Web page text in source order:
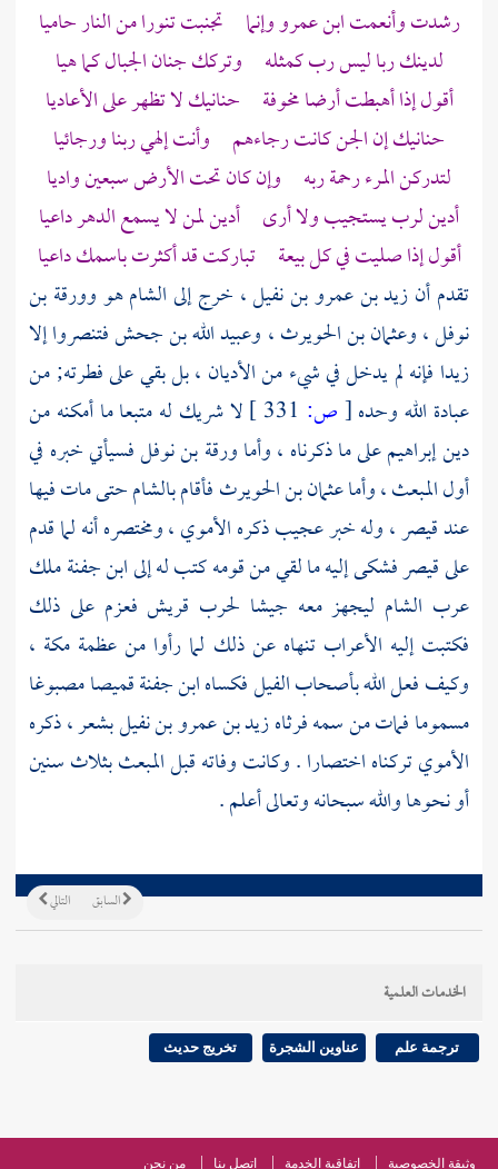
رشدت وأنعمت ابن عمرو وإنما تجنبت تنورا من النار حاميا
لدينك ربا ليس رب كمثله وتركك جنان الجبال كما هيا
أقول إذا أهبطت أرضا مخوفة حنانيك لا تظهر على الأعاديا
حنانيك إن الجن كانت رجاءهم وأنت إلهي ربنا ورجائيا
لتدركن المرء رحمة ربه وإن كان تحت الأرض سبعين واديا
أدين لرب يستجيب ولا أرى أدين لمن لا يسمع الدهر داعيا
أقول إذا صليت في كل بيعة تباركت قد أكثرت باسمك داعيا
تقدم أنزيد بن عمرو بن نفيل ، خرج إلىالشامهووورقة بن
نوفل ،وعثمان بن الحويرث ، وعبيد الله بن جحشفتنصروا إلا
زيدا فإنه لم يدخل في شيء من الأديان ، بل بقي على فطرته; من
عبادة الله وحده[ص:
لا شريك له متبعا ما أمكنه من
دينإبراهيمعلى ما ذكرناه ، وأماورقة بن نوفلفسيأتي خبره في
أول المبعث ، وأماعثمان بن الحويرثفأقامبالشامحتى مات فيها
عندقيصر ،وله خبر عجيب ذكره الأموي ، ومختصره أنه لما قدم
علىقيصرفشكى إليه ما لقي من قومه كتب له إلىابن جفنةملك
عرب الشام ليجهز معه جيشا لحرب قريش فعزم على ذلك
فكتبت إليه الأعراب تنهاه عن ذلك لما رأوا من عظمة مكة ،
وكيف فعل الله بأصحاب الفيل فكساهابن جفنةقميصا مصبوغا
مسموما فمات من سمه فرثاهزيد بن عمرو بن نفيلبشعر ، ذكره
الأمويتركناه اختصارا . وكانت وفاته قبل المبعث بثلاث سنين
أو نحوها والله سبحانه وتعالى أعلم .
التالي السابق
الخدمات العلمية
ترجمة علم عناوين الشجرة تخريج حديث
وثيقة الخصوصية اتفاقية الخدمة اتصل بنا من نحن